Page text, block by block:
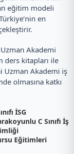
eğitim modeli
en
Akademi
ders kitapları ile
Uzman Akademi iş
olmasına katkı
İSG
C Sınıfı İş
Eğitimleri